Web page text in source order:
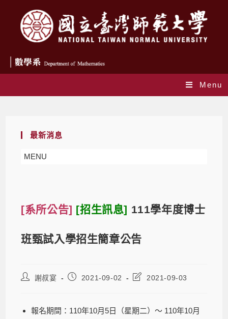
Menu
最新消息
MENU
[系所公告] [招生訊息] 111學年度博士
班甄試入學招生簡章公告
謝叔宴 2021-09-02 2021-09-03
報名期間：110年10月5日（星期二）～ 110年10月